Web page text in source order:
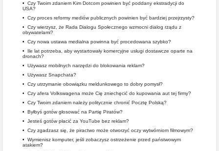
• Czy Twoim zdaniem Kim Dotcom powinien być poddany ekstradycji do
USA?
• Czy proces reformy mediów publicznych powinien być bardziej przejrzysty?
• Czy wierzysz, że Rada Dialogu Społecznego wzmocni dialog rządu z
obywatelami?
• Czy nowa ustawa medialna powinna być procedowana szybko?
• Ile lat potrzeba, aby wystartowały komercyjne usługi dostawcze oparte na
dronach?
• Używasz mobilnych narzędzi do blokowania reklam?
• Używasz Snapchata?
• Czy utrzymanie obowiązku meldunkowego to dobry pomysł?
• Czy afera Volkswagena może Cię zniechęcić do kupowania aut tej firmy?
• Czy Twoim zdaniem należy politycznie chronić Pocztę Polską?
• Byłbyś gotów głosować na Partię Piratów?
• Jesteś gotów płacić za YouTube bez reklam?
• Czy zgadzasz się, że piractwo może otworzyć oczy wytwórniom filmowym?
• Wymienisz komputer, jeśli zobaczysz ostrzeżenie przed państwowym
atakiem?